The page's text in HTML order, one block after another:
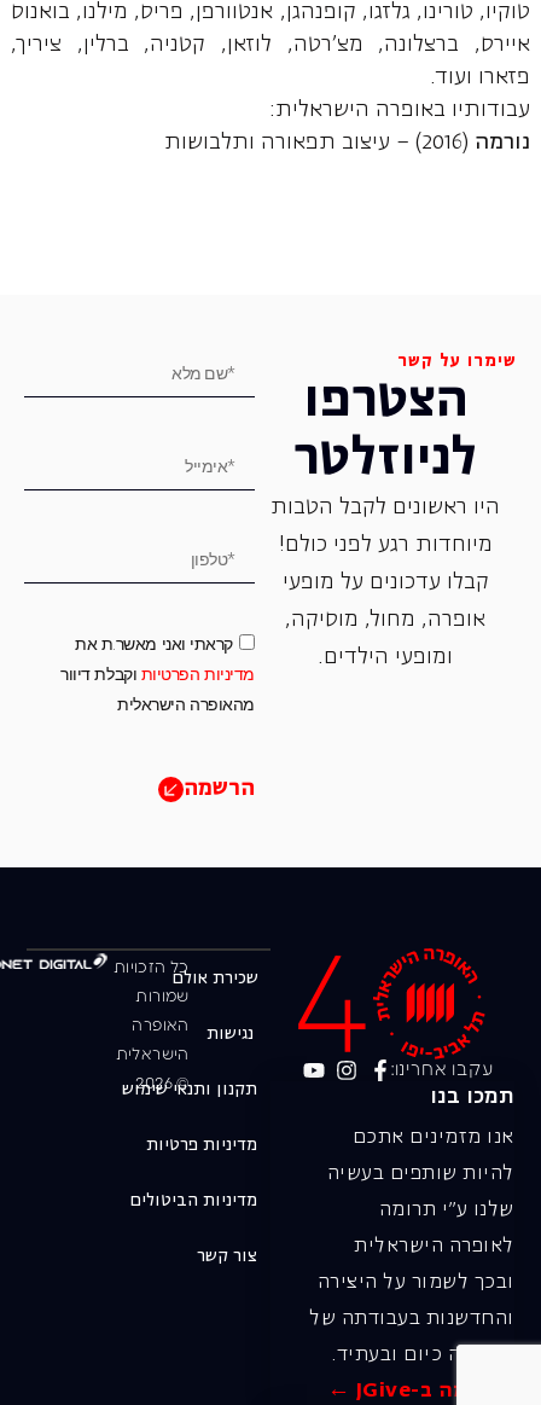
טוקיו, טורינו, גלזגו, קופנהגן, אנטוורפן, פריס, מילנו, בואנוס
איירס, ברצלונה, מצ'רטה, לוזאן, קטניה, ברלין, ציריך,
פזארו ועוד.
עבודותיו באופרה הישראלית:
נורמה (2016) – עיצוב תפאורה ותלבושות
שימרו על קשר
הצטרפו
לניוזלטר
היו ראשונים לקבל הטבות
מיוחדות רגע לפני כולם!
קבלו עדכונים על מופעי
אופרה, ‏מחול, ‏מוסיקה,
ומופעי הילדים.
קראתי ואני מאשר.ת את
מדיניות הפרטיות וקבלת דיוור
מהאופרה הישראלית
הרשמה
עקבו אחרינו:
תמכו בנו
אנו מזמינים אתכם
להיות שותפים בעשיה
שלנו ע"י תרומה
לאופרה הישראלית
ובכך לשמור על היצירה
והחדשנות בעבודתה של
האופרה כיום ובעתיד.
לתרומה ב-JGive ←
כל הזכויות
שמורות
האופרה
הישראלית
© 2026
שכירת אולם
נגישות
תקנון ותנאי שימוש
מדיניות פרטיות
מדיניות הביטולים
צור קשר